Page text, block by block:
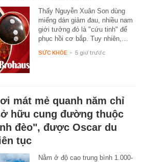
Thấy Nguyễn Xuân Son dùng
miếng dán giảm đau, nhiều nam
giới tưởng đó là "cứu tinh" để
phục hồi cơ bắp. Tuy nhiên,…
SỨC KHỎE - 5 giờ trước
mát mẻ quanh năm chỉ
hữu cung đường thuộc
đèo", được Oscar du
tục
Nằm ở độ cao trung bình 1.000-